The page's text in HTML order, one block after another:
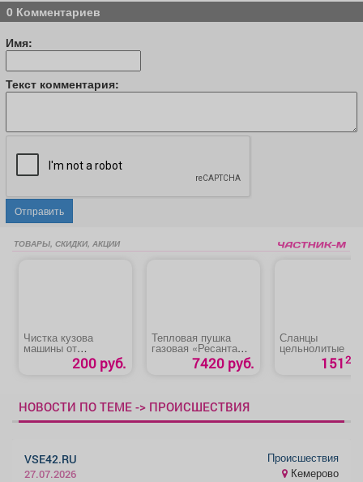
0 Комментариев
Имя:
Текст комментария:
Отправить
ТОВАРЫ, СКИДКИ, АКЦИИ
Чистка кузова
машины от
битумных пятен
200 руб.
Тепловая пушка
газовая «Ресанта
ТГП-15000»7420 руб.
Сланцы
цельнолитые
15120
НОВОСТИ ПО ТЕМЕ -> ПРОИСШЕСТВИЯ
VSE42.RU
27.07.2026
Происшествия
Кемерово